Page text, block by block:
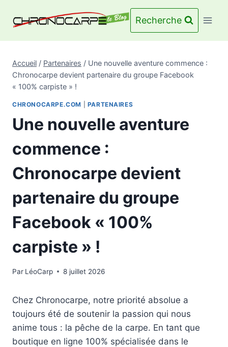
Recherche
Accueil / Partenaires / Une nouvelle aventure commence :
Chronocarpe devient partenaire du groupe Facebook
« 100% carpiste » !
CHRONOCARPE.COM PARTENAIRES
Une nouvelle aventure
commence :
Chronocarpe devient
partenaire du groupe
Facebook « 100%
carpiste » !
Par LéoCarp 8 juillet 2026
Chez Chronocarpe, notre priorité absolue a
toujours été de soutenir la passion qui nous
anime tous : la pêche de la carpe. En tant que
boutique en ligne 100% spécialisée dans le